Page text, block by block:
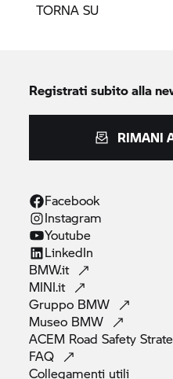
TORNA SU
Registrati subito alla
RIMANI
Facebook
Instagram
Youtube
LinkedIn
BMW.it
MINI.it
Gruppo BMW
Museo BMW
ACEM Road Safety
FAQ
Collegamenti utili